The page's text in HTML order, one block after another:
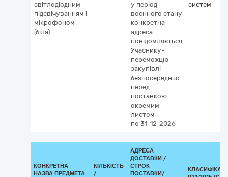
світлодіодним
підсвічуванням і
мікрофоном
(біла)
у період
воєнного стану
конкретна
адреса
повідомляється
Учаснику-
переможцю
закупівлі
безпосередньо
перед
поставкою
окремим
листом
по 31-12-2026
систем
КОНКРЕТНА
НАЗВА ПРЕДМЕТА
КІЛЬКІСТЬ
/
АДРЕСА
ДОСТАВКИ /
СТРОК
ПОСТАВКИ/